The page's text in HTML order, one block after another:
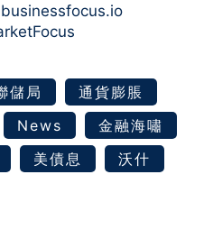
businessfocus.io
儲局
通貨膨脹
News
金融海嘯
美債息 沃什